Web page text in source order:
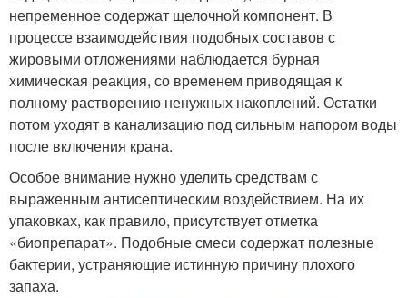
непременное содержат щелочной компонент. В
процессе взаимодействия подобных составов с
жировыми отложениями наблюдается бурная
химическая реакция, со временем приводящая к
полному растворению ненужных накоплений. Остатки
потом уходят в канализацию под сильным напором воды
после включения крана.
Особое внимание нужно уделить средствам с
выраженным антисептическим воздействием. На их
упаковках, как правило, присутствует отметка
«биопрепарат». Подобные смеси содержат полезные
бактерии, устраняющие истинную причину плохого
запаха.